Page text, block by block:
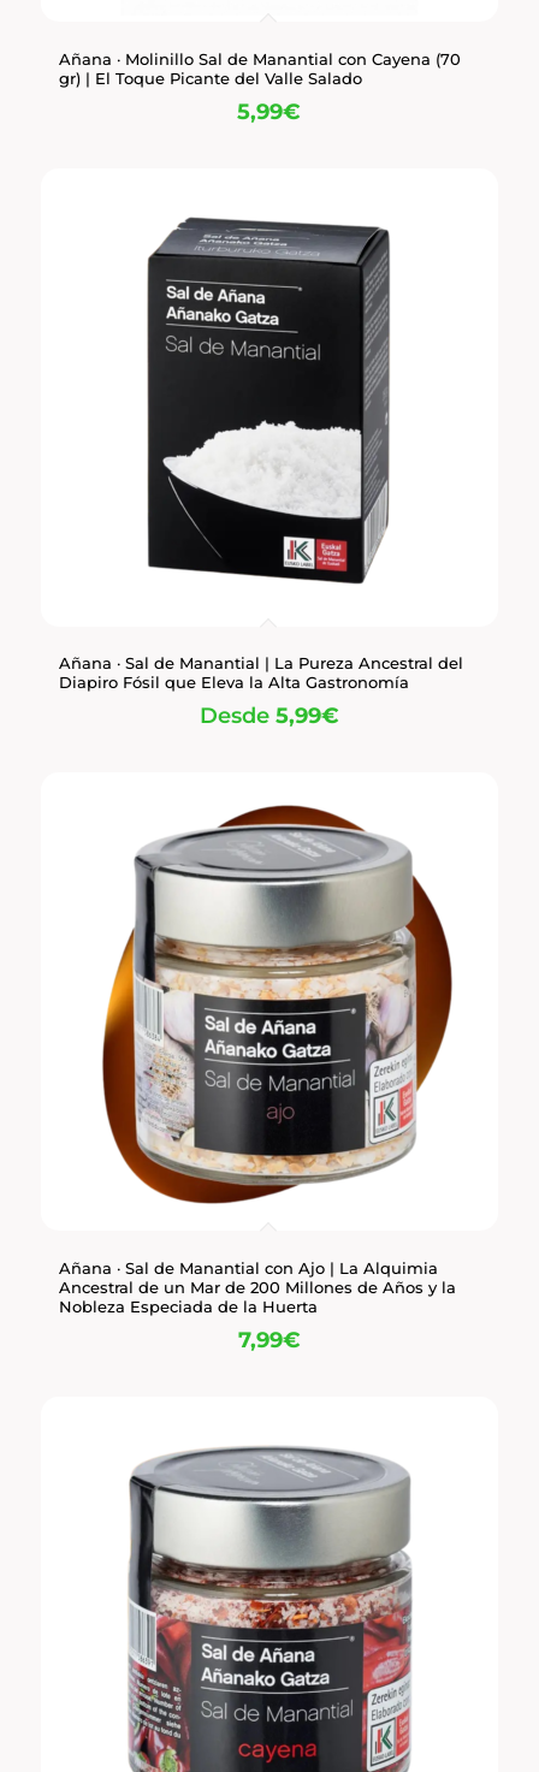
Añana · Molinillo Sal de Manantial con Cayena (70
gr) | El Toque Picante del Valle Salado
5,99€
Añana · Sal de Manantial | La Pureza Ancestral del
Diapiro Fósil que Eleva la Alta Gastronomía
Desde 5,99€
Añana · Sal de Manantial con Ajo | La Alquimia
Ancestral de un Mar de 200 Millones de Años y la
Nobleza Especiada de la Huerta
7,99€